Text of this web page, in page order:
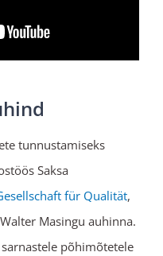
tunnustamiseks
Saksa
für Qualität,
Masingu auhinna.
põhimõtetele